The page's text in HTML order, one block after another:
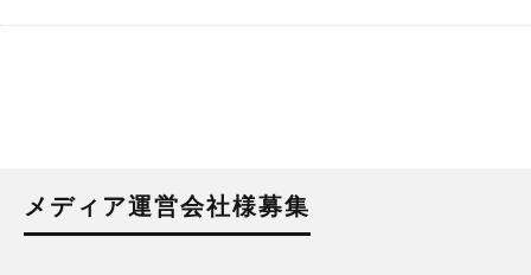
メディア運営会社様募集